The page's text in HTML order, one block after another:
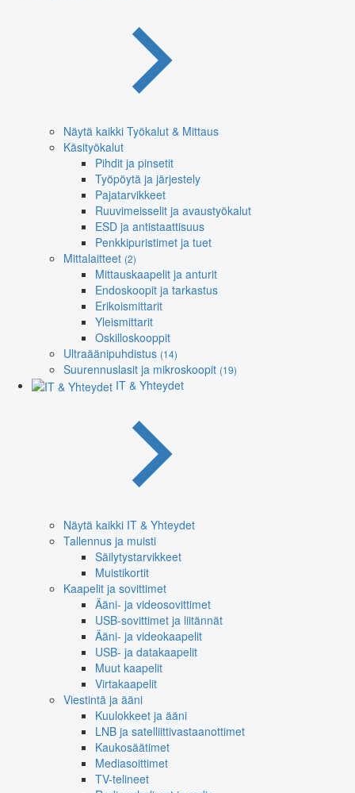
Näytä kaikki Työkalut & Mittaus
Käsityökalut
Pihdit ja pinsetit
Työpöytä ja järjestely
Pajatarvikkeet
Ruuvimeisselit ja avaustyökalut
ESD ja antistaattisuus
Penkkipuristimet ja tuet
Mittalaitteet (2)
Mittauskaapelit ja anturit
Endoskoopit ja tarkastus
Erikoismittarit
Yleismittarit
Oskilloskooppit
Ultraäänipuhdistus (14)
Suurennuslasit ja mikroskoopit (19)
IT & Yhteydet
Näytä kaikki IT & Yhteydet
Tallennus ja muisti
Säilytystarvikkeet
Muistikortit
Kaapelit ja sovittimet
Ääni- ja videosovittimet
USB-sovittimet ja liitännät
Ääni- ja videokaapelit
USB- ja datakaapelit
Muut kaapelit
Virtakaapelit
Viestintä ja ääni
Kuulokkeet ja ääni
LNB ja satelliittivastaanottimet
Kaukosäätimet
Mediasoittimet
TV-telineet